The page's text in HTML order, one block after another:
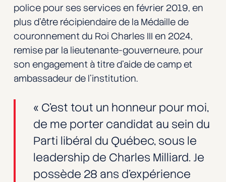
police pour ses services en février 2019, en
plus d’être récipiendaire de la Médaille de
couronnement du Roi Charles III en 2024,
remise par la lieutenante-gouverneure, pour
son engagement à titre d’aide de camp et
ambassadeur de l’institution.
« C’est tout un honneur pour moi,
de me porter candidat au sein du
Parti libéral du Québec, sous le
leadership de Charles Milliard. Je
possède 28 ans d’expérience